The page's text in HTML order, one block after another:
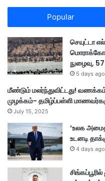
யு
ரி
வா
ன
வி
க்
க
ம்
Popular
செயுட்டா
நுழைவு, 57
5 days ago
மீண்டும் மலர்ந்துவிட்டது!
முழக்கம்- தமிழ்ப்பள்ளி
July 15, 2025
‘உலக
உடனடி
4 days ago